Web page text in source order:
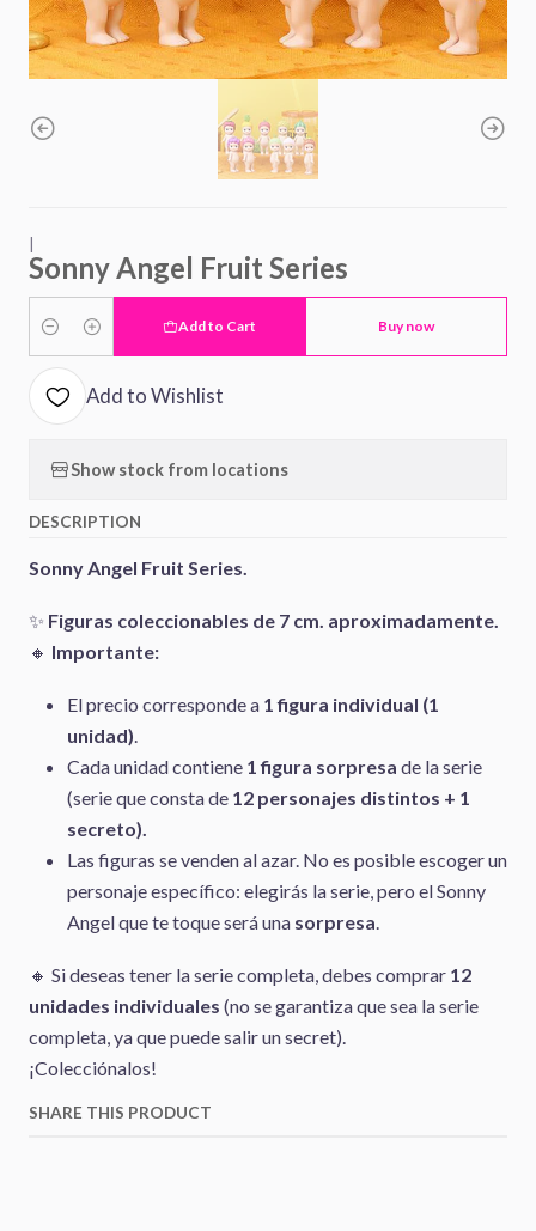
Sonny Angel Fruit Series
Quantity
Add to Cart Buy now
Add to Wishlist
Show stock from locations
DESCRIPTION
Sonny Angel Fruit Series.
✨ Figuras coleccionables de 7 cm. aproximadamente.
🔸 Importante:
El precio corresponde a 1 figura individual (1
unidad).
Cada unidad contiene 1 figura sorpresa de la serie
(serie que consta de 12 personajes distintos + 1
secreto).
Las figuras se venden al azar. No es posible escoger un
personaje específico: elegirás la serie, pero el Sonny
Angel que te toque será una sorpresa.
🔸 Si deseas tener la serie completa, debes comprar 12
unidades individuales (no se garantiza que sea la serie
completa, ya que puede salir un secret).
¡Colecciónalos!
SHARE THIS PRODUCT